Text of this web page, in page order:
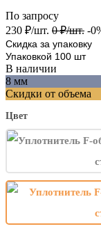
По запросу
230 ₽/шт. 0 ₽/шт. -
Скидка за упаковку
Упаковкой 100 шт
В наличии
8 мм
Скидки от объема
Цвет